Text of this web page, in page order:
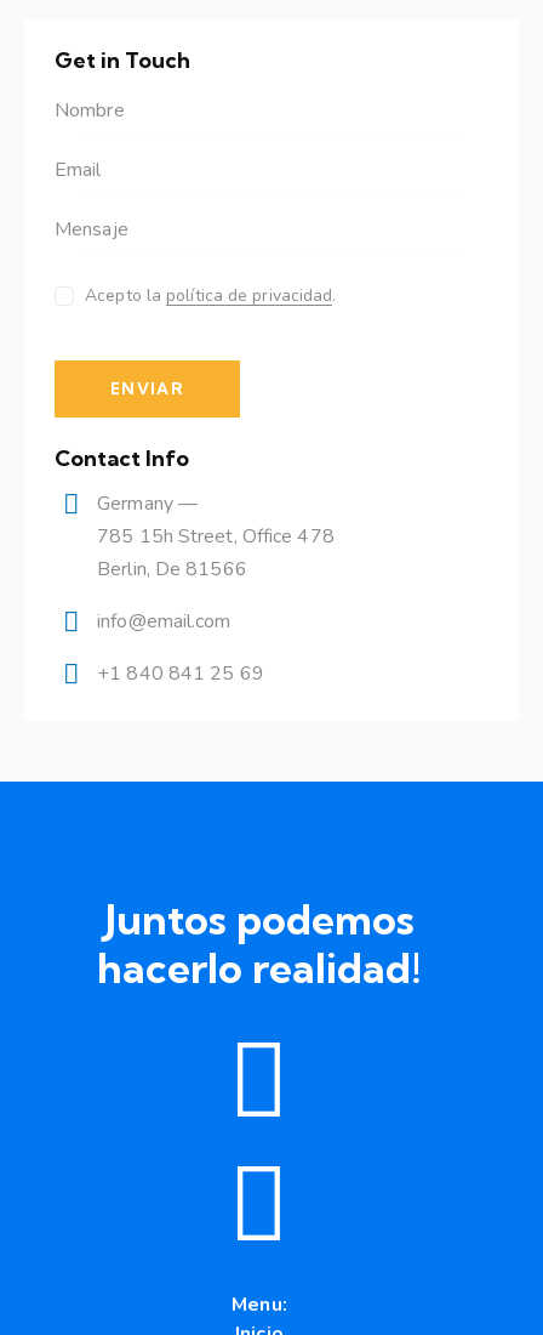
Get in Touch
Acepto la política de privacidad.
Contact Info
Germany —
785 15h Street, Office 478
Berlin, De 81566
info@email.com
+1 840 841 25 69
Juntos podemos
hacerlo realidad!
Menu: